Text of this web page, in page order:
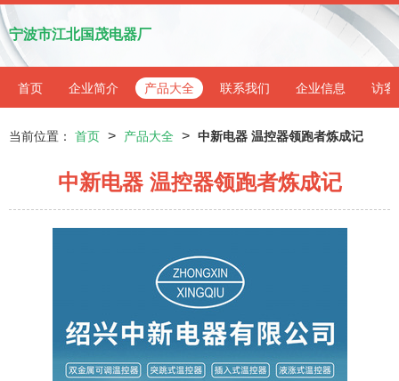
宁波市江北国茂电器厂
首页 企业简介 产品大全 联系我们 企业信息 访客
当前位置： 首页 > 产品大全 > 中新电器 温控器领跑者炼成记
中新电器 温控器领跑者炼成记